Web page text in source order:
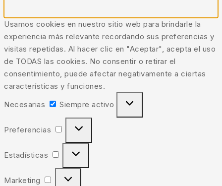
Usamos cookies en nuestro sitio web para brindarle la
experiencia más relevante recordando sus preferencias y
visitas repetidas. Al hacer clic en "Aceptar", acepta el uso
de TODAS las cookies. No consentir o retirar el
consentimiento, puede afectar negativamente a ciertas
características y funciones.
Necesarias
Siempre activo
Preferencias
Estadísticas
Marketing